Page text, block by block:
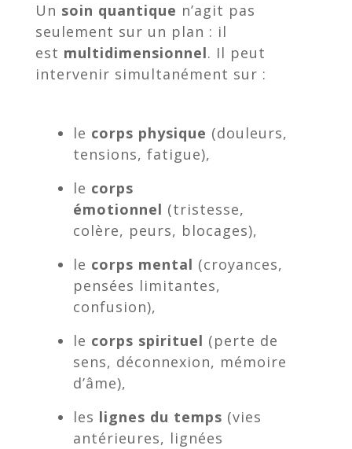
Un soin quantique n’agit pas
seulement sur un plan : il
est multidimensionnel. Il peut
intervenir simultanément sur :
le corps physique (douleurs,
tensions, fatigue),
le corps
émotionnel (tristesse,
colère, peurs, blocages),
le corps mental (croyances,
pensées limitantes,
confusion),
le corps spirituel (perte de
sens, déconnexion, mémoire
d’âme),
les lignes du temps (vies
antérieures, lignées